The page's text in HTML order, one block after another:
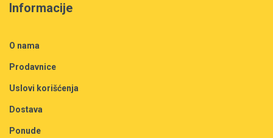
Informacije
O nama
Prodavnice
Uslovi korišćenja
Dostava
Ponude